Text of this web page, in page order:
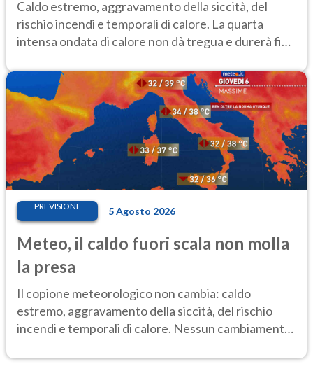
Caldo estremo, aggravamento della siccità, del
rischio incendi e temporali di calore. La quarta
intensa ondata di calore non dà tregua e durerà fino
PREVISIONE 5 Agosto 2026
Meteo, il caldo fuori scala non molla
la presa
Il copione meteorologico non cambia: caldo
estremo, aggravamento della siccità, del rischio
incendi e temporali di calore. Nessun cambiamento